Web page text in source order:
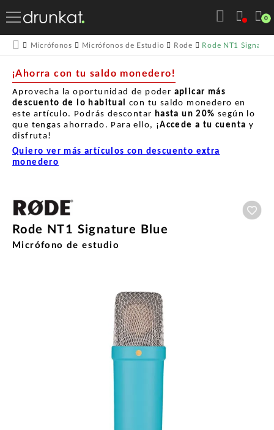
0
Micrófonos Micrófonos de Estudio Rode Rode NT1
¡Ahorra con tu saldo monedero!
Aprovecha la oportunidad de poder aplicar más
descuento de lo habitual con tu saldo monedero en
este artículo. Podrás descontar hasta un 20% según lo
que tengas ahorrado. Para ello, ¡Accede a tu cuenta y
disfruta!
Quiero ver más artículos con descuento extra
monedero
Rode NT1 Signature Blue
Micrófono de estudio